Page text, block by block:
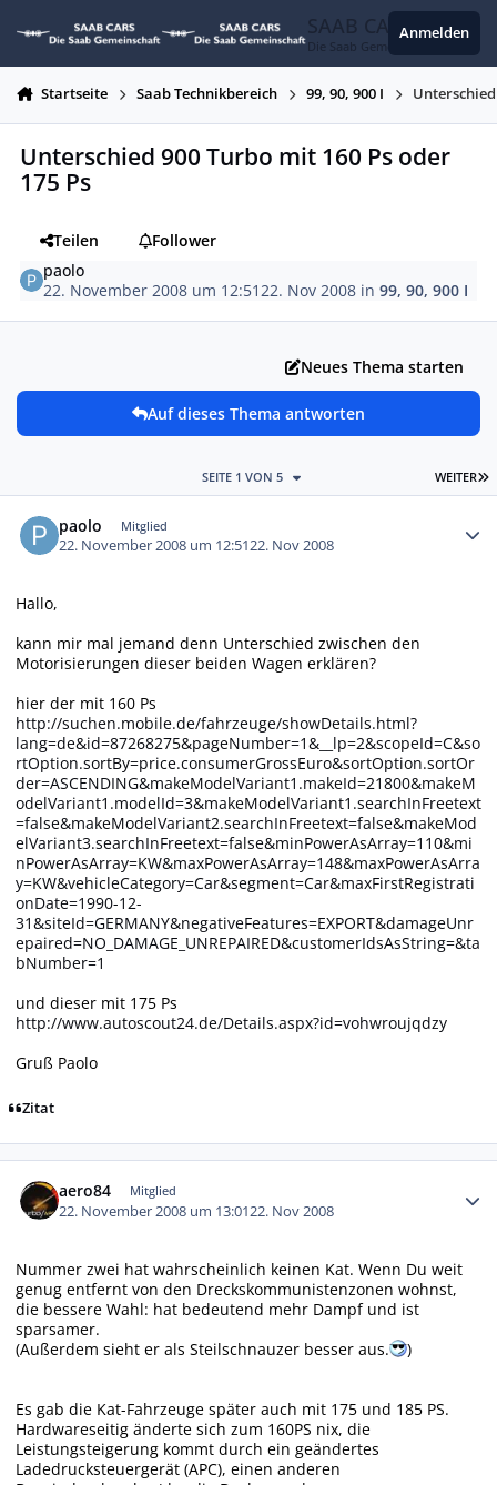
SAAB CARS
Die Saab Gemeinschaft
Anmelden
Startseite Saab Technikbereich 99, 90, 900 I Unterschied
Unterschied 900 Turbo mit 160 Ps oder
175 Ps
Teilen
Follower
paolo
22. November 2008 um 12:51 22. Nov 2008 in99, 90, 900 I
Neues Thema starten
Auf dieses Thema antworten
WEITER
SEITE 1 VON 5
paolo Mitglied
22. November 2008 um 12:5122. Nov 2008
Hallo,
kann mir mal jemand denn Unterschied zwischen den
Motorisierungen dieser beiden Wagen erklären?
hier der mit 160 Ps
http://suchen.mobile.de/fahrzeuge/showDetails.html?
lang=de&id=87268275&pageNumber=1&__lp=2&scopeId=C&so
rtOption.sortBy=price.consumerGrossEuro&sortOption.sortOr
der=ASCENDING&makeModelVariant1.makeId=21800&makeM
odelVariant1.modelId=3&makeModelVariant1.searchInFreetext
=false&makeModelVariant2.searchInFreetext=false&makeMod
elVariant3.searchInFreetext=false&minPowerAsArray=110&mi
nPowerAsArray=KW&maxPowerAsArray=148&maxPowerAsArra
y=KW&vehicleCategory=Car&segment=Car&maxFirstRegistrati
onDate=1990-12-
31&siteId=GERMANY&negativeFeatures=EXPORT&damageUnr
epaired=NO_DAMAGE_UNREPAIRED&customerIdsAsString=&ta
bNumber=1
und dieser mit 175 Ps
http://www.autoscout24.de/Details.aspx?id=vohwroujqdzy
Gruß Paolo
Zitat
aero84 Mitglied
22. November 2008 um 13:0122. Nov 2008
Nummer zwei hat wahrscheinlich keinen Kat. Wenn Du weit
genug entfernt von den Dreckskommunistenzonen wohnst,
die bessere Wahl: hat bedeutend mehr Dampf und ist
sparsamer.
(Außerdem sieht er als Steilschnauzer besser aus.
)
Es gab die Kat-Fahrzeuge später auch mit 175 und 185 PS.
Hardwareseitig änderte sich zum 160PS nix, die
Leistungsteigerung kommt durch ein geändertes
Ladedrucksteuergerät (APC), einen anderen